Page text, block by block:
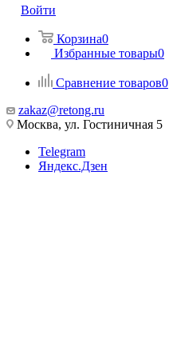
Войти
Корзина0
Избранные товары0
Сравнение товаров0
zakaz@retong.ru
Москва, ул. Гостиничная 5
Telegram
Яндекс.Дзен